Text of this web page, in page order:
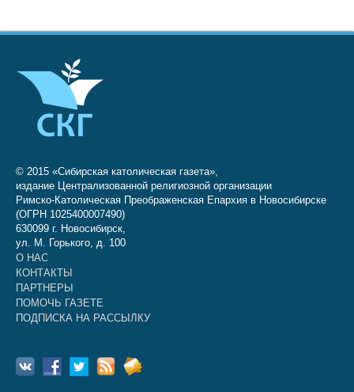
© 2015 «Сибирская католическая газета»,
издание Централизованной религиозной организации
Римско-Католическая Преображенская Епархия в Новосибирске
(ОГРН 1025400007490)
630099 г. Новосибирск,
ул. М. Горького, д. 100
О НАС
КОНТАКТЫ
ПАРТНЕРЫ
ПОМОЧЬ ГАЗЕТЕ
ПОДПИСКА НА РАССЫЛКУ